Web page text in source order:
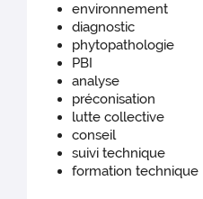
environnement
diagnostic
phytopathologie
PBI
analyse
préconisation
lutte collective
conseil
suivi technique
formation technique